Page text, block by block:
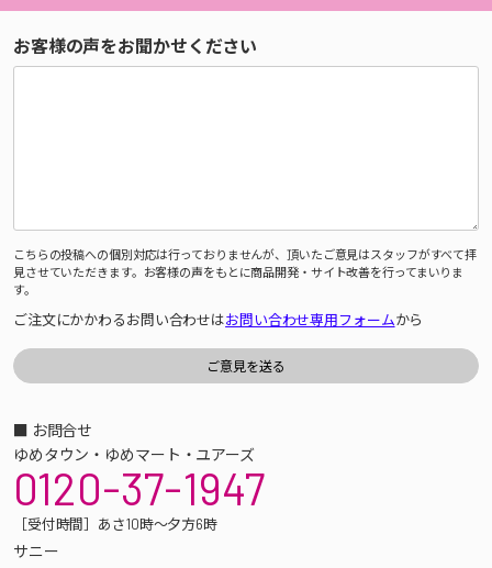
お客様の声をお聞かせください
こちらの投稿への個別対応は行っておりませんが、頂いたご意見はスタッフがすべて拝
見させていただきます。お客様の声をもとに商品開発・サイト改善を行ってまいりま
す。
ご注文にかかわるお問い合わせはお問い合わせ専用フォームから
■ お問合せ
ゆめタウン・ゆめマート・ユアーズ
0120-37-1947
［受付時間］あさ10時～夕方6時
サニー